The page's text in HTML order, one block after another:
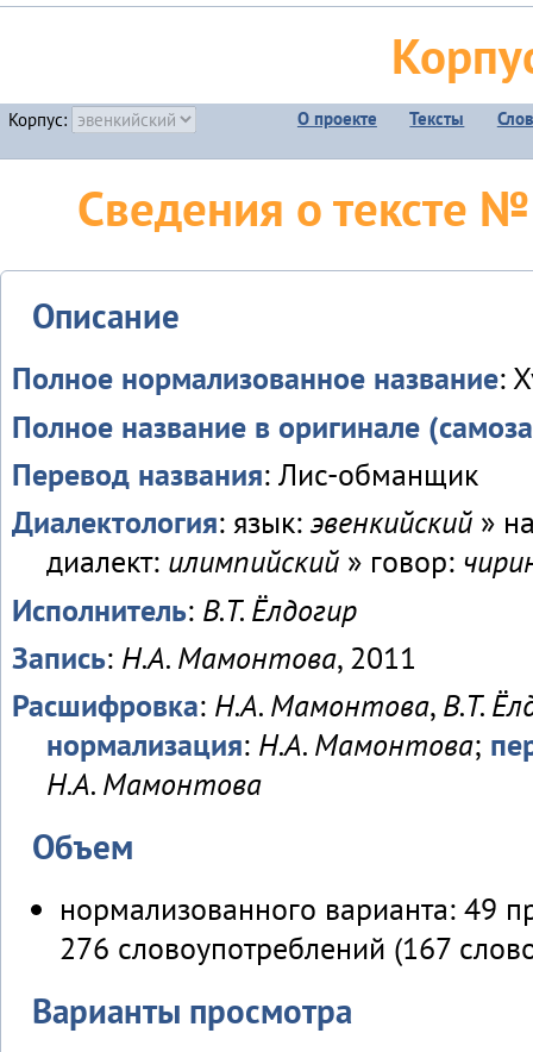
Корпус: О проекте Тексты
Сведения о тексте
Описание
Полное нормализованное название:
Полное название в оригинале
Перевод названия: Лис-обманщик
Диалектология: язык:эвенкийский»
диалект: илимпийский » говор:
Исполнитель: В.Т. Ёлдогир
Запись: Н.А. Мамонтова, 2011
Расшифровка: Н.А. Мамонтова, В.Т.
нормализация: Н.А. Мамонтова;
Н.А. Мамонтова
Объем
нормализованного варианта: 49
276 словоупотреблений (167
Варианты просмотра